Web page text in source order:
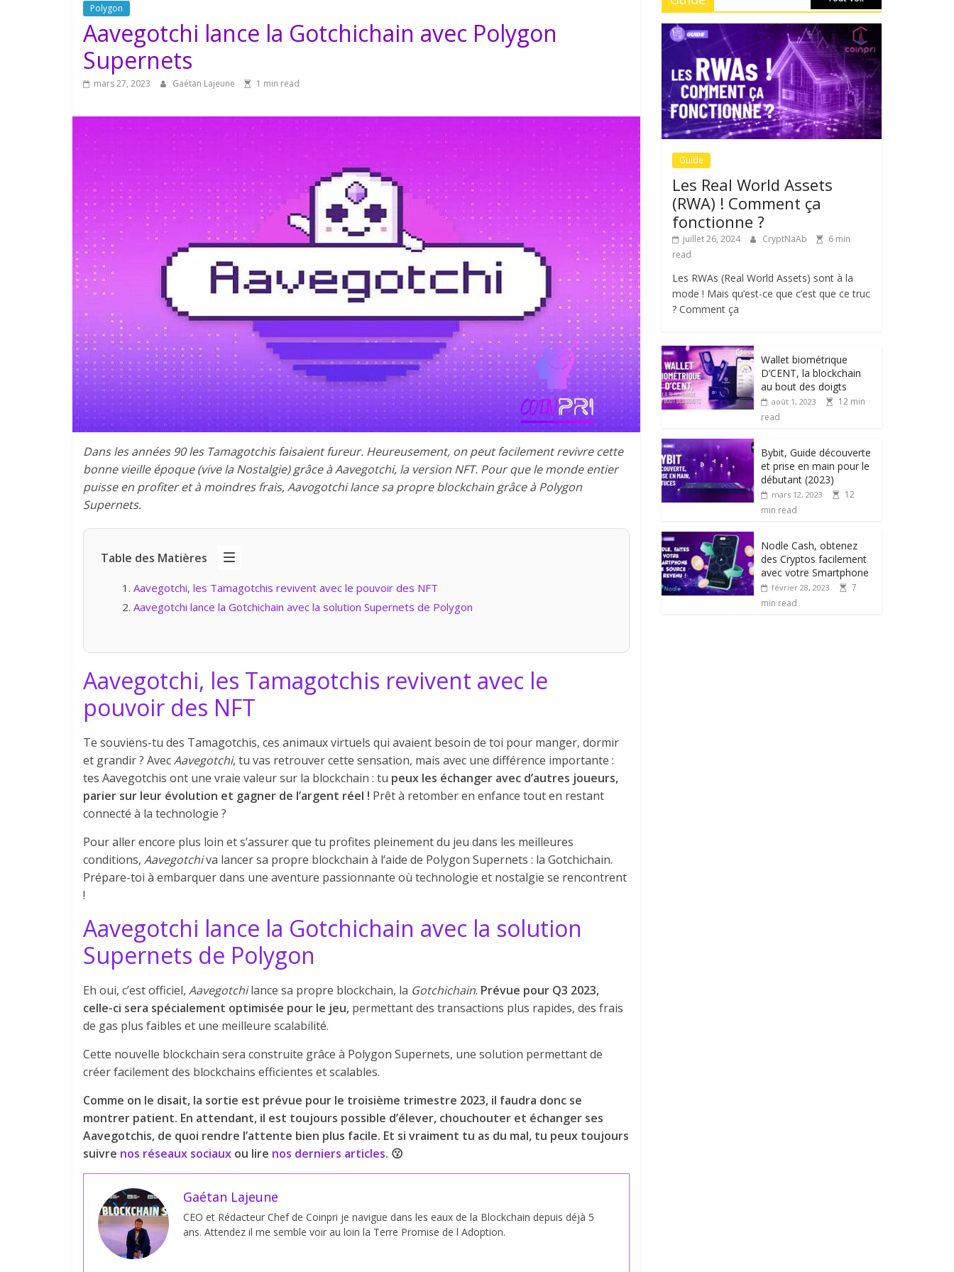
Polygon
Aavegotchi lance la Gotchichain avec Polygon
Supernets
mars 27, 2023 Gaétan Lajeune 1 min read
Dans les années 90 les Tamagotchis faisaient fureur. Heureusement, on peut facilement revivre cette
bonne vieille époque (vive la Nostalgie) grâce à Aavegotchi, la version NFT. Pour que le monde entier
puisse en profiter et à moindres frais, Aavogotchi lance sa propre blockchain grâce à Polygon
Supernets.
Table des Matières
Aavegotchi, les Tamagotchis revivent avec le pouvoir des NFT
Aavegotchi lance la Gotchichain avec la solution Supernets de Polygon
Aavegotchi, les Tamagotchis revivent avec le
pouvoir des NFT
Te souviens-tu des Tamagotchis, ces animaux virtuels qui avaient besoin de toi pour manger, dormir
et grandir ? AvecAavegotchi, tu vas retrouver cette sensation, mais avec une différence importante :
tes Aavegotchis ont une vraie valeur sur la blockchain : tu peux les échanger avec d’autres joueurs,
parier sur leur évolution et gagner de l’argent réel ! Prêt à retomber en enfance tout en restant
connecté à la technologie ?
Pour aller encore plus loin et s’assurer que tu profites pleinement du jeu dans les meilleures
conditions, Aavegotchiva lancer sa propre blockchain à l’aide de Polygon Supernets : la Gotchichain.
Prépare-toi à embarquer dans une aventure passionnante où technologie et nostalgie se rencontrent
!
Aavegotchi lance la Gotchichain avec la solution
Supernets de Polygon
Eh oui, c’est officiel, Aavegotchilance sa propre blockchain, la Gotchichain. Prévue pour Q3 2023,
celle-ci sera spécialement optimisée pour le jeu, permettant des transactions plus rapides, des frais
de gas plus faibles et une meilleure scalabilité.
Cette nouvelle blockchain sera construite grâce à Polygon Supernets, une solution permettant de
créer facilement des blockchains efficientes et scalables.
Comme on le disait, la sortie est prévue pour le troisième trimestre 2023, il faudra donc se
montrer patient. En attendant, il est toujours possible d’élever, chouchouter et échanger ses
Aavegotchis, de quoi rendre l’attente bien plus facile. Et si vraiment tu as du mal, tu peux toujours
suivre nos réseaux sociaux ou lire nos derniers articles. 😗
Gaétan Lajeune
CEO et Rédacteur Chef de Coinpri je navigue dans les eaux de la Blockchain depuis déjà 5
ans. Attendez il me semble voir au loin la Terre Promise de l Adoption.
Guide
Les Real World Assets
(RWA) ! Comment ça
fonctionne ?
juillet 26, 2024 CryptNaAb
6 min
read
Les RWAs (Real World Assets) sont à la
mode ! Mais qu’est-ce que c’est que ce truc
? Comment ça
Wallet biométrique
D’CENT, la blockchain
au bout des doigts
août 1, 2023
12 min
read
Bybit, Guide découverte
et prise en main pour le
débutant (2023)
mars 12, 2023
12
min read
Nodle Cash, obtenez
des Cryptos facilement
avec votre Smartphone
février 28, 2023
7
min read